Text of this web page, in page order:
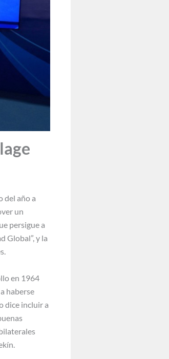
del año a
un
persigue a
Global”, y la
en 1964
haberse
dice incluir a